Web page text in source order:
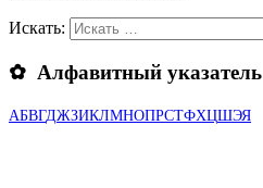
Искать:
✿ Алфавитный указатель
АБВГДЖЗИКЛМНОПРСТФХЦШЭЯ